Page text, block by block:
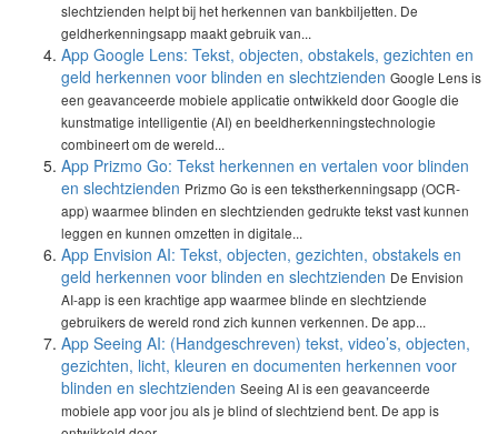
slechtzienden helpt bij het herkennen van bankbiljetten. De
geldherkenningsapp maakt gebruik van...
App Google Lens: Tekst, objecten, obstakels, gezichten en
geld herkennen voor blinden en slechtzienden Google Lens is
een geavanceerde mobiele applicatie ontwikkeld door Google die
kunstmatige intelligentie (AI) en beeldherkenningstechnologie
combineert om de wereld...
App Prizmo Go: Tekst herkennen en vertalen voor blinden
en slechtzienden Prizmo Go is een tekstherkenningsapp (OCR-
app) waarmee blinden en slechtzienden gedrukte tekst vast kunnen
leggen en kunnen omzetten in digitale...
App Envision AI: Tekst, objecten, gezichten, obstakels en
geld herkennen voor blinden en slechtzienden De Envision
AI-app is een krachtige app waarmee blinde en slechtziende
gebruikers de wereld rond zich kunnen verkennen. De app...
App Seeing AI: (Handgeschreven) tekst, video’s, objecten,
gezichten, licht, kleuren en documenten herkennen voor
blinden en slechtzienden Seeing AI is een geavanceerde
mobiele app voor jou als je blind of slechtziend bent. De app is